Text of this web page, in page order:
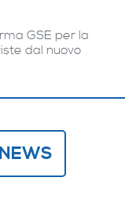
GSE per la
dal nuovo